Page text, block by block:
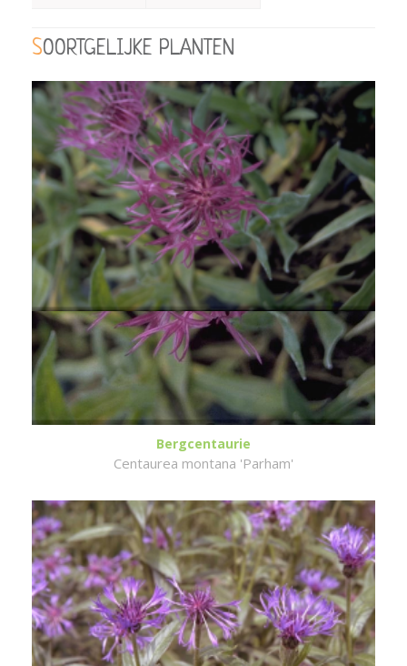
SOORTGELIJKE PLANTEN
Bergcentaurie
Centaurea montana 'Parham'